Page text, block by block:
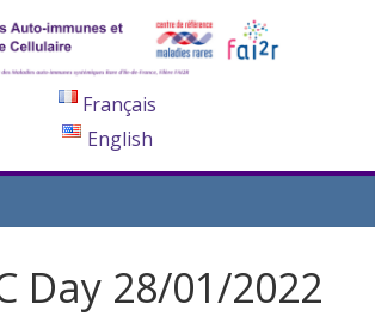
Français
English
Day 28/01/2022